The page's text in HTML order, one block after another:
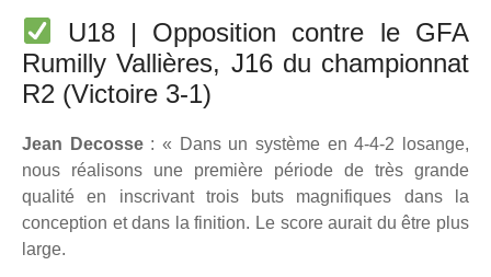
U18 | Opposition contre le GFA
Rumilly Vallières, J16 du championnat
R2 (Victoire 3-1)
Jean Decosse: « Dans un système en 4-4-2 losange,
nous réalisons une première période de très grande
qualité en inscrivant trois buts magnifiques dans la
conception et dans la finition. Le score aurait du être plus
large.